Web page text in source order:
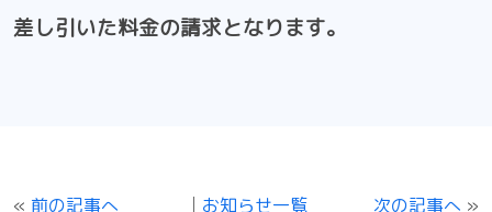
差し引いた料金の請求となります。
« 前の記事へ
お知らせ一覧
次の記事へ »